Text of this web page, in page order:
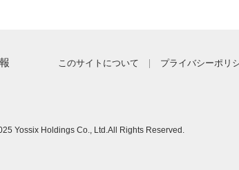
このサイトについて プライバシーポリ
Yossix Holdings Co., Ltd.All Rights Reserved.